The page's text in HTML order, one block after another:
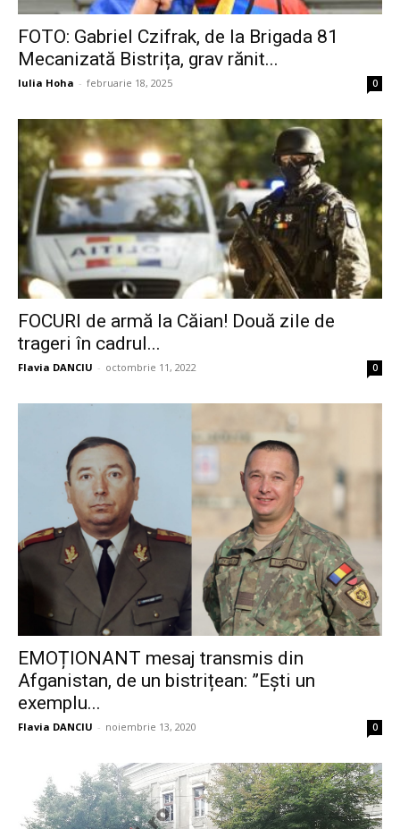
FOTO: Gabriel Czifrak, de la Brigada 81
Mecanizată Bistrița, grav rănit...
Iulia Hoha - februarie 18, 2025 0
FOCURI de armă la Căian! Două zile de
trageri în cadrul...
Flavia DANCIU - octombrie 11, 2022 0
EMOȚIONANT mesaj transmis din
Afganistan, de un bistrițean: ”Ești un
exemplu...
Flavia DANCIU - noiembrie 13, 2020 0